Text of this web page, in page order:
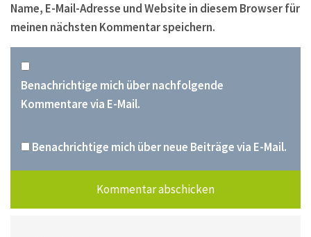
Name, E-Mail-Adresse und Website in diesem Browser für
meinen nächsten Kommentar speichern.
Benachrichtige mich über nachfolgende
Kommentare via E-Mail.
Benachrichtige mich über neue Beiträge via E-Mail.